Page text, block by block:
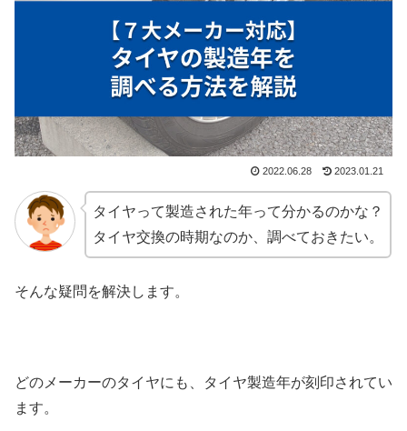
2022.06.28 2023.01.21
タイヤって製造された年って分かるのかな？
タイヤ交換の時期なのか、調べておきたい。
そんな疑問を解決します。
どのメーカーのタイヤにも、タイヤ製造年が刻印されてい
ます。